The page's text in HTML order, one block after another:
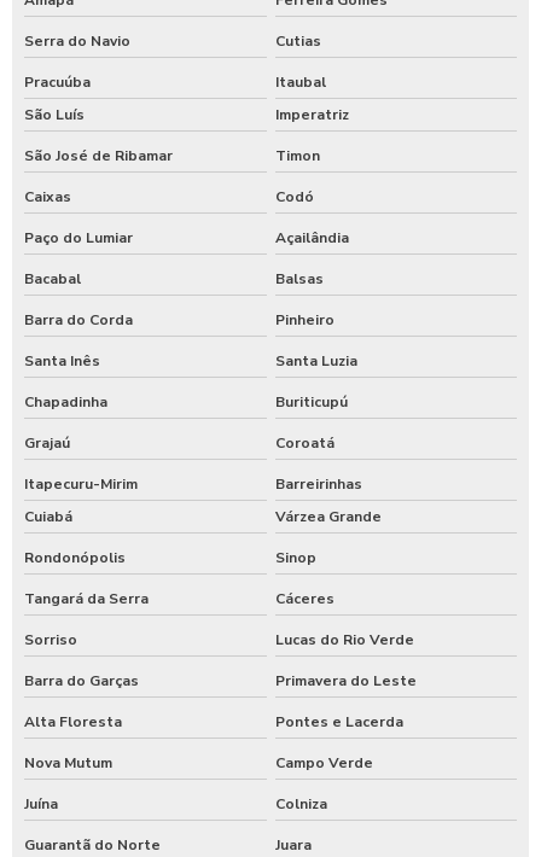
Serra do Navio Cutias
Pracuúba
Itaubal
São Luís
Imperatriz
São José de Ribamar Timon
Caixas Codó
Paço do Lumiar Açailândia
Bacabal Balsas
Barra do Corda Pinheiro
Santa Inês Santa Luzia
Chapadinha Buriticupú
Grajaú Coroatá
Itapecuru-Mirim
Barreirinhas
Cuiabá
Várzea Grande
Rondonópolis Sinop
Tangará da Serra Cáceres
Sorriso Lucas do Rio Verde
Barra do Garças Primavera do Leste
Alta Floresta Pontes e Lacerda
Nova Mutum Campo Verde
Juína Colniza
Guarantã do Norte Juara